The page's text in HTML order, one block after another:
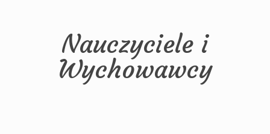
Nauczyciele i
Wychowawcy